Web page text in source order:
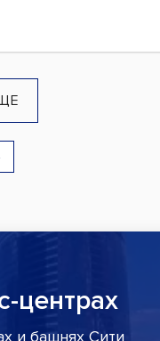
центрах
и башнях Сити